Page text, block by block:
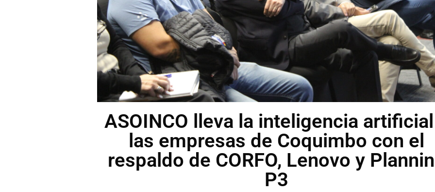
ASOINCO lleva la inteligencia
las empresas de Coquimbo con el
respaldo de CORFO, Lenovo y
P3